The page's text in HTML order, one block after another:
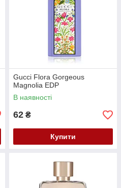
Gucci Flora Gorgeous
Magnolia EDP
В наявності
62 ₴
Купити